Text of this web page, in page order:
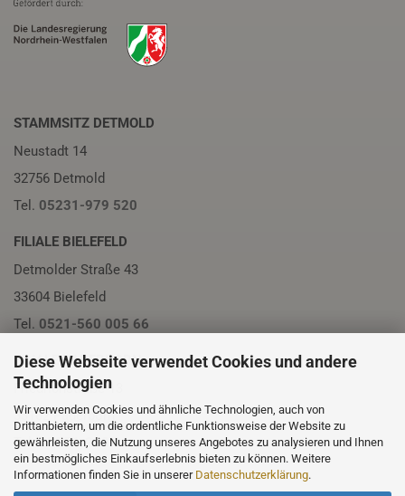
Diese Webseite verwendet Cookies und andere
Technologien
Wir verwenden Cookies und ähnliche Technologien, auch von
Drittanbietern, um die ordentliche Funktionsweise der Website zu
gewährleisten, die Nutzung unseres Angebotes zu analysieren und Ihnen
ein bestmögliches Einkaufserlebnis bieten zu können. Weitere
Informationen finden Sie in unserer Datenschutzerklärung.
STAMMSITZ DETMOLD
Neustadt 14
32756 Detmold
Tel. 05231-979 520
FILIALE BIELEFELD
Detmolder Straße 43
33604 Bielefeld
Tel. 0521-560 005 66
FILIALE PADERBORN
Friedrichstraße 13
33102 Paderborn
Tel.05251-230 01